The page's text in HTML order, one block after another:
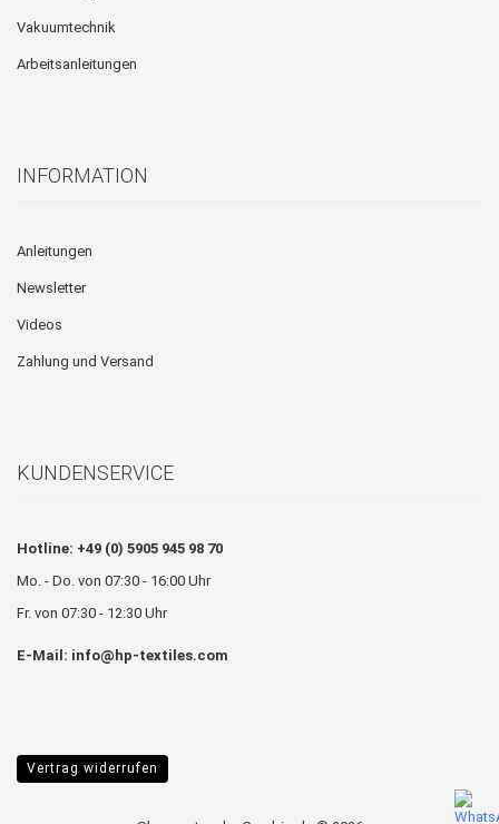
Vakuumtechnik
Arbeitsanleitungen
INFORMATION
Anleitungen
Newsletter
Videos
Zahlung und Versand
KUNDENSERVICE
Hotline: +49 (0) 5905 945 98 70
Mo. - Do. von 07:30 - 16:00 Uhr
Fr. von 07:30 - 12:30 Uhr
E-Mail: info@hp-textiles.com
Vertrag widerrufen